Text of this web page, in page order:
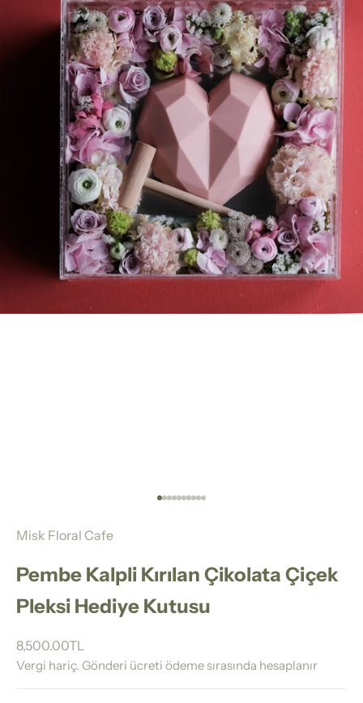
1 ögesine git
2 ögesine git
3 ögesine git
4 ögesine git
5 ögesine git
6 ögesine git
7 ögesine git
8 ögesine git
9 ögesine git
10 ögesine git
Misk Floral Cafe
Pembe Kalpli Kırılan Çikolata Çiçek
Pleksi Hediye Kutusu
İndirimli fiyat
8,500.00TL
Vergi hariç. Gönderi ücreti ödeme sırasında hesaplanır